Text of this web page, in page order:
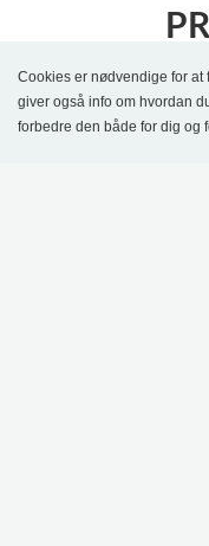
Cookies er nødvendige for at
giver også info om hvordan
forbedre den både for dig og